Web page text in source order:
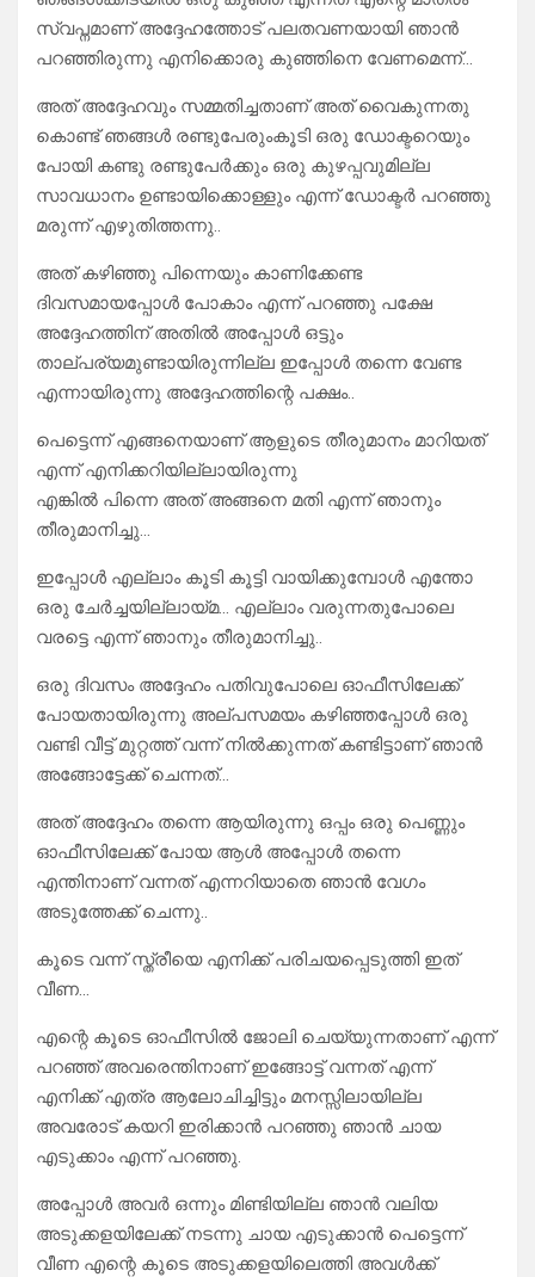
സ്വപ്നമാണ് അദ്ദേഹത്തോട് പലതവണയായി ഞാൻ
പറഞ്ഞിരുന്നു എനിക്കൊരു കുഞ്ഞിനെ വേണമെന്ന്…
അത് അദ്ദേഹവും സമ്മതിച്ചതാണ് അത് വൈകുന്നതു
കൊണ്ട് ഞങ്ങൾ രണ്ടുപേരുംകൂടി ഒരു ഡോക്ടറെയും
പോയി കണ്ടു രണ്ടുപേർക്കും ഒരു കുഴപ്പവുമില്ല
സാവധാനം ഉണ്ടായിക്കൊള്ളും എന്ന് ഡോക്ടർ പറഞ്ഞു
മരുന്ന് എഴുതിത്തന്നു..
അത് കഴിഞ്ഞു പിന്നെയും കാണിക്കേണ്ട
ദിവസമായപ്പോൾ പോകാം എന്ന് പറഞ്ഞു പക്ഷേ
അദ്ദേഹത്തിന് അതിൽ അപ്പോൾ ഒട്ടും
താല്പര്യമുണ്ടായിരുന്നില്ല ഇപ്പോൾ തന്നെ വേണ്ട
എന്നായിരുന്നു അദ്ദേഹത്തിന്റെ പക്ഷം..
പെട്ടെന്ന് എങ്ങനെയാണ് ആളുടെ തീരുമാനം മാറിയത്
എന്ന് എനിക്കറിയില്ലായിരുന്നു
എങ്കിൽ പിന്നെ അത് അങ്ങനെ മതി എന്ന് ഞാനും
തീരുമാനിച്ചു…
ഇപ്പോൾ എല്ലാം കൂടി കൂട്ടി വായിക്കുമ്പോൾ എന്തോ
ഒരു ചേർച്ചയില്ലായ്മ… എല്ലാം വരുന്നതുപോലെ
വരട്ടെ എന്ന് ഞാനും തീരുമാനിച്ചു..
ഒരു ദിവസം അദ്ദേഹം പതിവുപോലെ ഓഫീസിലേക്ക്
പോയതായിരുന്നു അല്പസമയം കഴിഞ്ഞപ്പോൾ ഒരു
വണ്ടി വീട്ട് മുറ്റത്ത് വന്ന് നിൽക്കുന്നത് കണ്ടിട്ടാണ് ഞാൻ
അങ്ങോട്ടേക്ക് ചെന്നത്…
അത് അദ്ദേഹം തന്നെ ആയിരുന്നു ഒപ്പം ഒരു പെണ്ണും
ഓഫീസിലേക്ക് പോയ ആൾ അപ്പോൾ തന്നെ
എന്തിനാണ് വന്നത് എന്നറിയാതെ ഞാൻ വേഗം
അടുത്തേക്ക് ചെന്നു..
കൂടെ വന്ന് സ്ത്രീയെ എനിക്ക് പരിചയപ്പെടുത്തി ഇത്
വീണ…
എന്റെ കൂടെ ഓഫീസിൽ ജോലി ചെയ്യുന്നതാണ് എന്ന്
പറഞ്ഞ് അവരെന്തിനാണ് ഇങ്ങോട്ട് വന്നത് എന്ന്
എനിക്ക് എത്ര ആലോചിച്ചിട്ടും മനസ്സിലായില്ല
അവരോട് കയറി ഇരിക്കാൻ പറഞ്ഞു ഞാൻ ചായ
എടുക്കാം എന്ന് പറഞ്ഞു.
അപ്പോൾ അവർ ഒന്നും മിണ്ടിയില്ല ഞാൻ വലിയ
അടുക്കളയിലേക്ക് നടന്നു ചായ എടുക്കാൻ പെട്ടെന്ന്
വീണ എന്റെ കൂടെ അടുക്കളയിലെത്തി അവൾക്ക്